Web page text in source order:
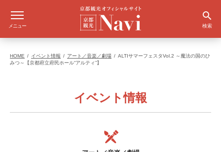
メニュー 検索
HOME イベント情報 アート／音楽／劇場
ALTIサマーフェスタVol.2 ～魔法の国のひ
みつ～【京都府立府民ホール“アルティ”】
イベント情報